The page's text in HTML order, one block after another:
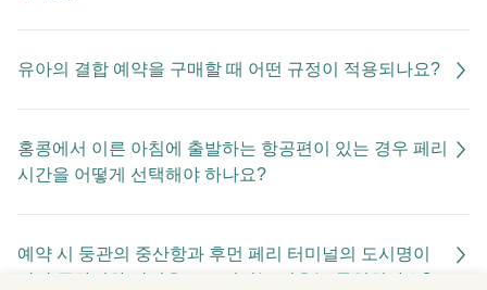
유아의 결합 예약을 구매할 때 어떤 규정이 적용되나요?
홍콩에서 이른 아침에 출발하는 항공편이 있는 경우 페리
시간을 어떻게 선택해야 하나요?
예약 시 둥관의 중산항과 후먼 페리 터미널의 도시명이
각각 주하이와 광저우로 표시되는 이유는 무엇인가요?